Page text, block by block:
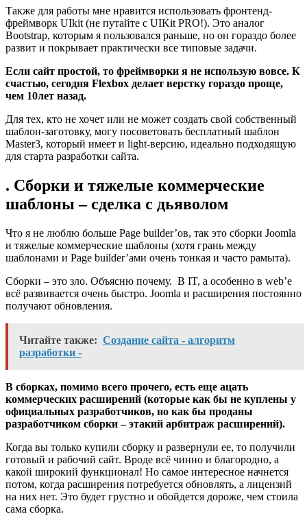
Также для работы мне нравится использовать фронтенд-
фреймворк UIkit (не путайте с UIKit PRO!). Это аналог
Bootstrap, которым я пользовался раньше, но он гораздо более
развит и покрывает практически все типовые задачи.
Если сайт простой, то фреймворки я не использую вовсе. К
счастью, сегодня Flexbox делает верстку гораздо проще,
чем 10лет назад.
Для тех, кто не хочет или не может создать свой собственный
шаблон-заготовку, могу посоветовать бесплатный шаблон
Master3, который имеет и light-версию, идеально подходящую
для старта разработки сайта.
. Сборки и тяжелые коммерческие
шаблоны – сделка с дьяволом
Что я не люблю больше Page builder’ов, так это сборки Joomla
и тяжелые коммерческие шаблоны (хотя грань между
шаблонами и Page builder’ами очень тонкая и часто рамыта).
Сборки – это зло. Объясню почему. В IT, а особенно в web’е
всё развивается очень быстро. Joomla и расширения постоянно
получают обновления.
Читайте также: Создание сайта - алгоритм
разработки -
В сборках, помимо всего прочего, есть еще ацать
коммерческих расширений (которые как бы не куплены у
официальных разработчиков, но как бы проданы
разработчиком сборки – этакий арбитраж расширений).
Когда вы только купили сборку и развернули ее, то получили
готовый и рабочий сайт. Вроде всё чинно и благородно, а
какой широкий функционал! Но самое интересное начнется
потом, когда расширения потребуется обновлять, а лицензий
на них нет. Это будет грустно и обойдется дороже, чем стоила
сама сборка.